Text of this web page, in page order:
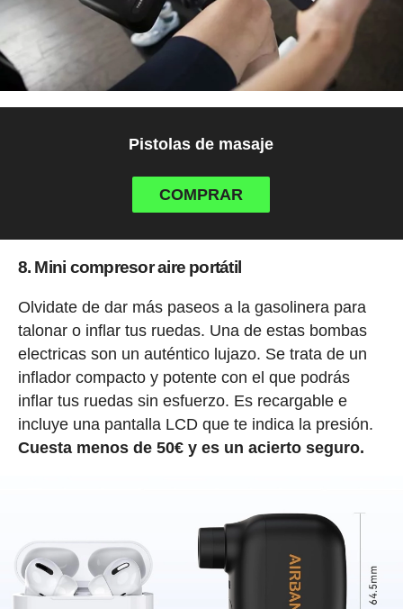
Pistolas de masaje
COMPRAR
8. Mini compresor aire portátil
Olvidate de dar más paseos a la gasolinera para
talonar o inflar tus ruedas. Una de estas bombas
electricas son un auténtico lujazo. Se trata de un
inflador compacto y potente con el que podrás
inflar tus ruedas sin esfuerzo. Es recargable e
incluye una pantalla LCD que te indica la presión.
Cuesta menos de 50€ y es un acierto seguro.